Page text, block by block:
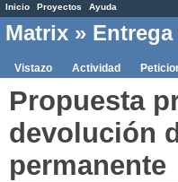
Inicio Proyectos Ayuda
Matrix »
Vistazo Actividad
Propuesta
devolución
permanente